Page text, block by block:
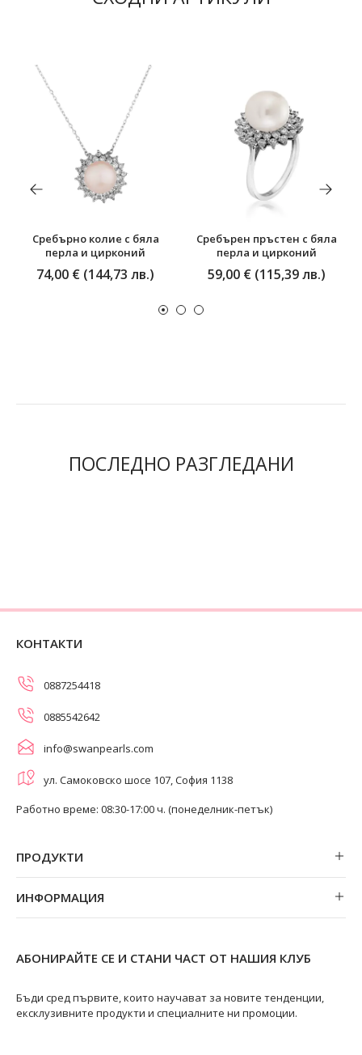
Сребърно колие с бяла
перла и цирконий
74,00 € (144,73 лв.)
Сребърен пръстен с бяла
перла и цирконий
59,00 € (115,39 лв.)
ПОСЛЕДНО РАЗГЛЕДАНИ
КОНТАКТИ
0887254418
0885542642
info@swanpearls.com
ул. Самоковско шосе 107, София 1138
Работно време: 08:30-17:00 ч. (понеделник-петък)
ПРОДУКТИ
Гривни
ИНФОРМАЦИЯ
Магазини
Ремонт на бижута
Видове перли
АБОНИРАЙТЕ СЕ И СТАНИ ЧАСТ ОТ НАШИЯ КЛУБ
Бъди сред първите, които научават за новите тенденции,
ексклузивните продукти и специалните ни промоции.